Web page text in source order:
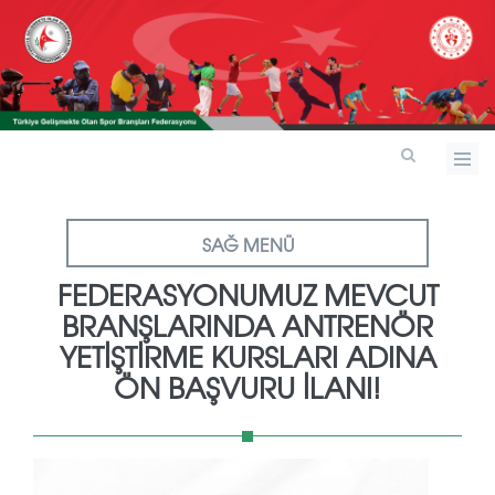
SAĞ MENÜ
FEDERASYONUMUZ MEVCUT
BRANŞLARINDA ANTRENÖR
YETİŞTİRME KURSLARI ADINA
ÖN BAŞVURU İLANI!